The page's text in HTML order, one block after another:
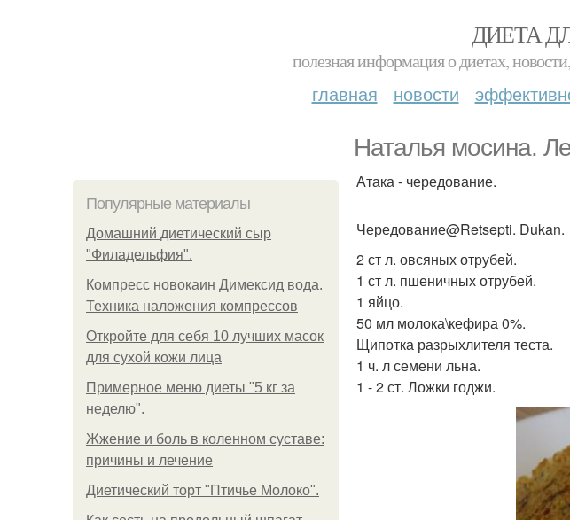
ДИЕТА
полезная информация о диетах,
главная новости
Наталья мосина.
Популярные материалы
Домашний диетический сыр
"Филадельфия".
Компресс новокаин Димексид вода.
Техника наложения компрессов
Откройте для себя 10 лучших масок
для сухой кожи лица
Примерное меню диеты "5 кг за
неделю".
Жжение и боль в коленном суставе:
причины и лечение
Диетический торт "Птичье Молоко".
Атака - чередование.
Чередование@Retsepti. Dukan.
2 ст л. овсяных отрубей.
1 ст л. пшеничных отрубей.
1 яйцо.
50 мл молока\кефира 0%.
Щипотка разрыхлителя теста.
1 ч. л семени льна.
1 - 2 ст. Ложки годжи.